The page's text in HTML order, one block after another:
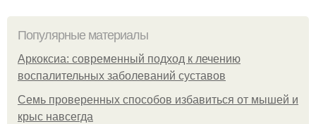
Популярные материалы
Аркоксиа: современный подход к лечению
воспалительных заболеваний суставов
Семь проверенных способов избавиться от мышей и
крыс навсегда